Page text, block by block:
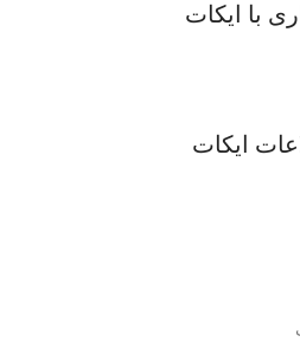
با ایکات
ایکات